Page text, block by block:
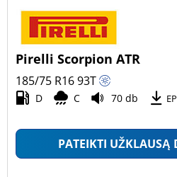
Pirelli Scorpion ATR
185/75 R1693T
D C 70 db
PATEIKTI UŽKLAUSĄ